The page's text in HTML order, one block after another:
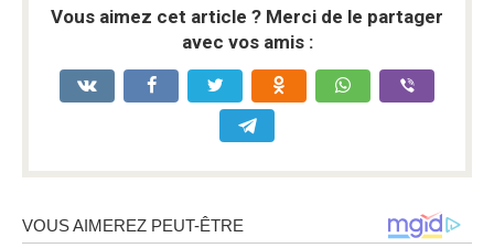
Vous aimez cet article ? Merci de le partager
avec vos amis :